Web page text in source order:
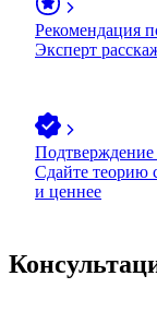
Рекомендация
Эксперт
Подтверждение
Сдайте теорию
и ценнее